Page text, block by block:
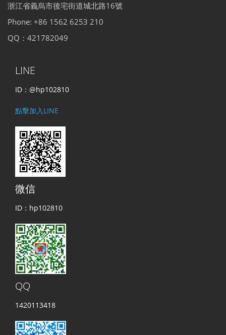
浙江省義烏市後宅街道城北路16號
Phone: +86 1562 6253 210
QQ：421782049
LINE
ID：@hp102810
點擊加入LINE
微信
ID：hp102810
QQ
1420113418